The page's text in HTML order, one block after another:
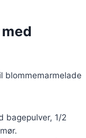
blommemarmelade
bagepulver, 1/2